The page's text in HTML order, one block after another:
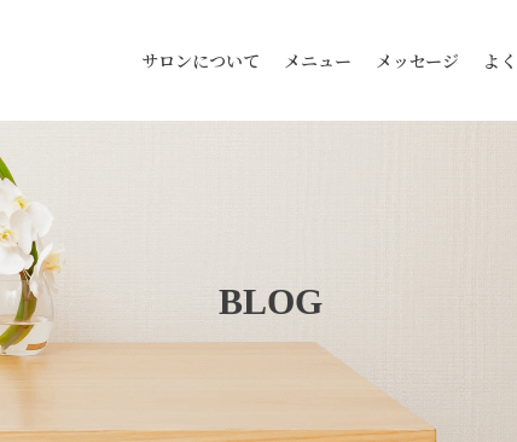
サロンについて メニュー メッセージ よ
BLOG